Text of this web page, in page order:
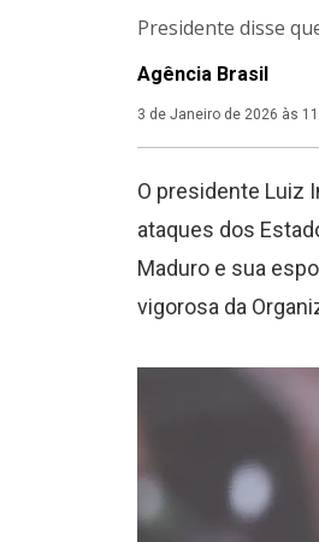
Presidente disse
Agência Brasil
3 de Janeiro de 2026 às
O presidente Luiz
ataques dos
Maduro e sua
vigorosa da